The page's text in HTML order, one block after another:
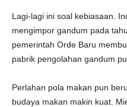
Lagi-lagi ini soal kebiasaan.
mengimpor gandum pada
pemerintah Orde Baru
pabrik pengolahan gandum
Perlahan pola makan pun
budaya makan makin kuat.